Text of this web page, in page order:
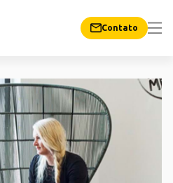
Contato